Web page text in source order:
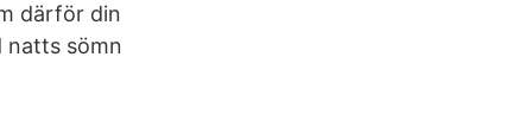
därför din
natts sömn